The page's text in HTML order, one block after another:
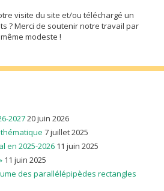
visite du site et/ou téléchargé un
? Merci de soutenir notre travail par
modeste !
202720 juin 2026
7 juillet 2025
en 2025-2026 11 juin 2025
11 juin 2025
des parallélépipèdes rectangles